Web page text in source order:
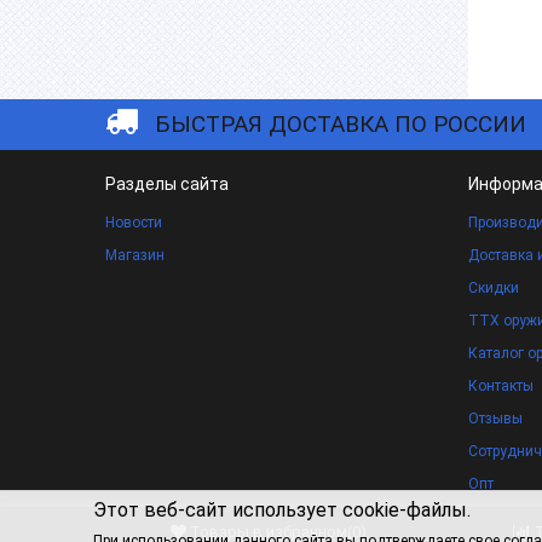
Этот веб-сайт использует cookie-файлы.
БЫСТРАЯ ДОСТАВКА ПО РОССИИ
Разделы сайта
Новости
Магазин
Доставка
Скидки
ТТХ
Каталог
Контакты
Отзывы
Опт
Письмо
Товары в избранном